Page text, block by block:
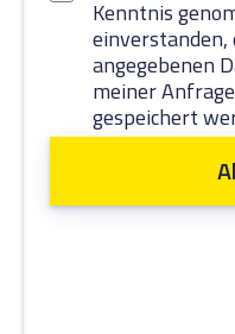
Kenntnis
einverstanden,
angegebenen
meiner
gespeichert